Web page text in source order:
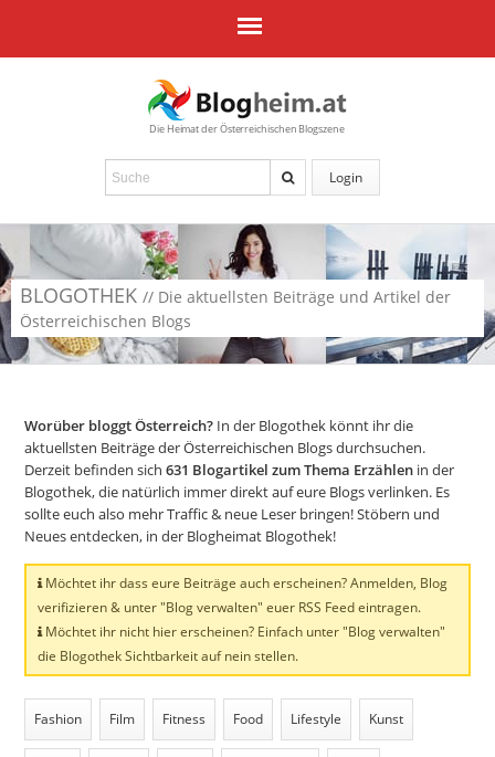
Die Heimat der Österreichischen Blogszene
Login
BLOGOTHEK // Die aktuellsten Beiträge und Artikel der
Österreichischen Blogs
Worüber bloggt Österreich? In der Blogothek könnt ihr die
aktuellsten Beiträge der Österreichischen Blogs durchsuchen.
Derzeit befinden sich631 Blogartikel zum Thema Erzählen in der
Blogothek, die natürlich immer direkt auf eure Blogs verlinken. Es
sollte euch also mehr Traffic & neue Leser bringen! Stöbern und
Neues entdecken, in der Blogheimat Blogothek!
Möchtet ihr dass eure Beiträge auch erscheinen? Anmelden, Blog
verifizieren & unter "Blog verwalten" euer RSS Feed eintragen.
Möchtet ihr nicht hier erscheinen? Einfach unter "Blog verwalten"
die Blogothek Sichtbarkeit auf nein stellen.
Fashion Film Fitness Food Lifestyle Kunst